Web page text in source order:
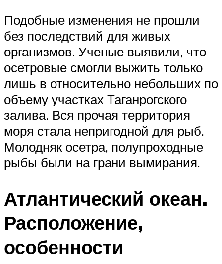
Подобные изменения не прошли
без последствий для живых
организмов. Ученые выявили, что
осетровые смогли выжить только
лишь в относительно небольших по
объему участках Таганрогского
залива. Вся прочая территория
моря стала непригодной для рыб.
Молодняк осетра, полупроходные
рыбы были на грани вымирания.
Атлантический океан.
Расположение,
особенности